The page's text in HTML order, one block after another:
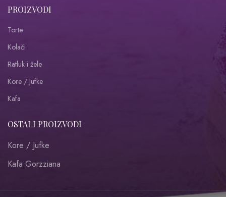
PROIZVODI
Torte
Kolači
Ratluk i žele
Kore / Jufke
Kafa
OSTALI PROIZVODI
Kore / Jufke
Kafa Gorzziana